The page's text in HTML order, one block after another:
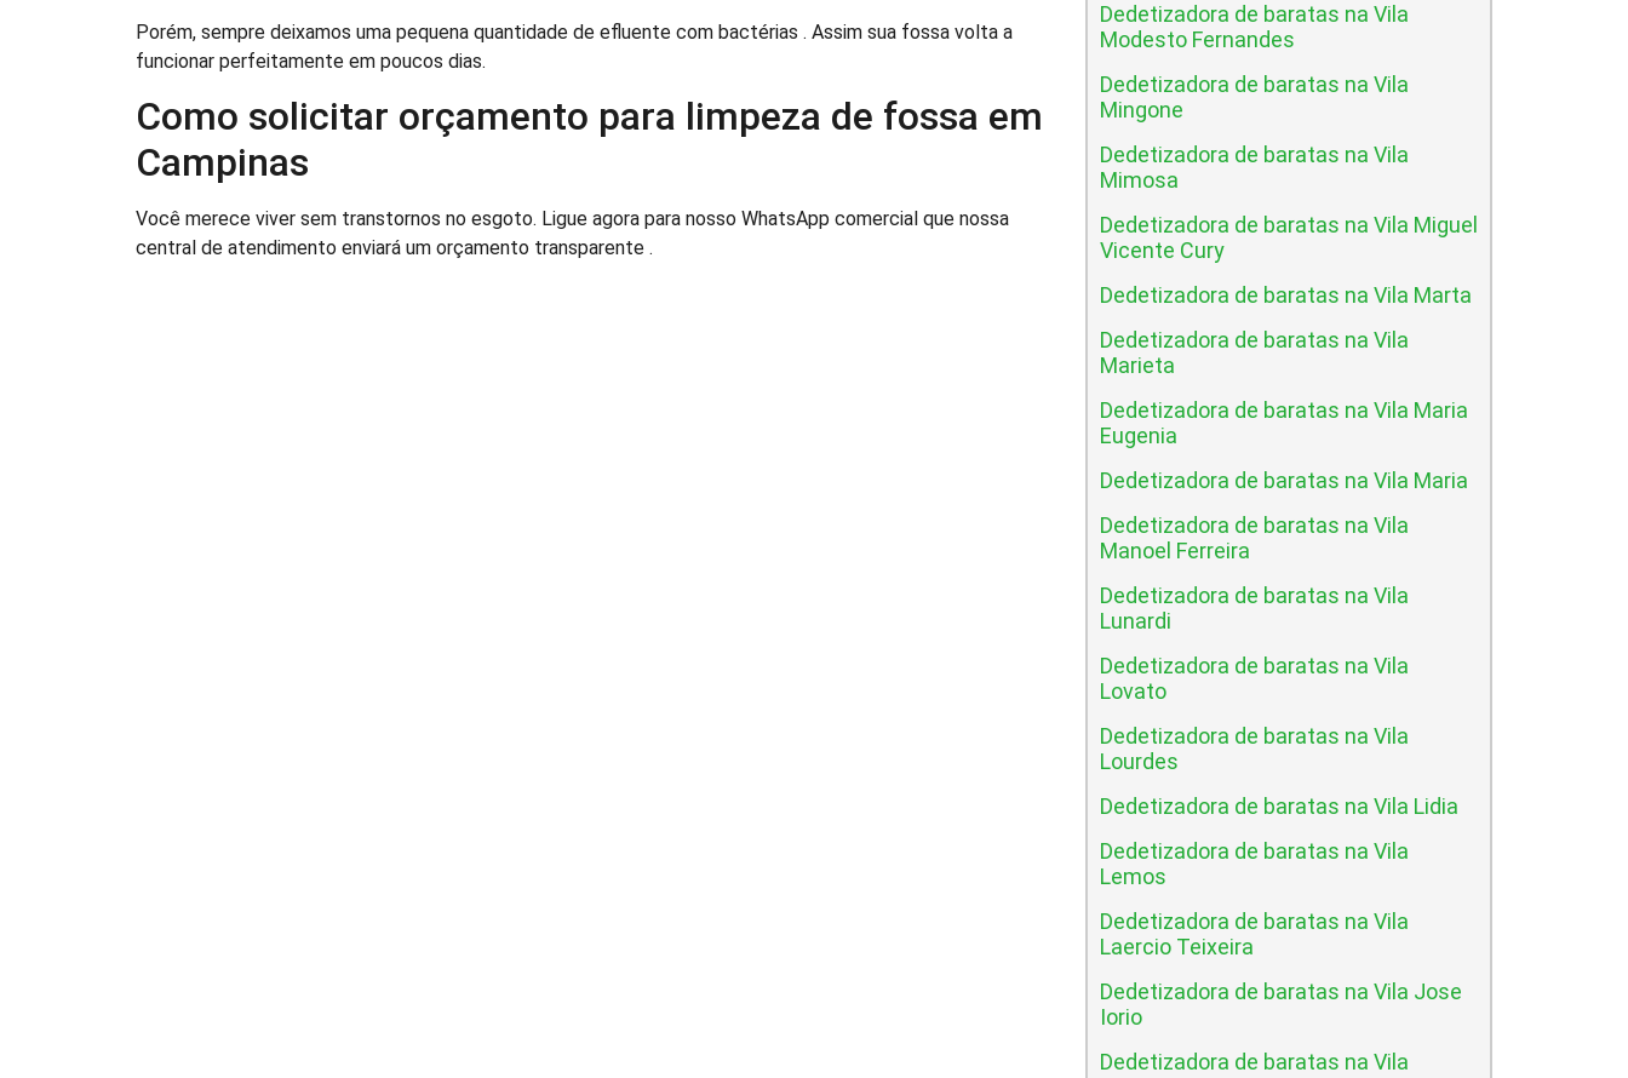
Porém, sempre deixamos uma pequena quantidade de efluente com bactérias . Assim sua fossa volta a
funcionar perfeitamente em poucos dias.
Como solicitar orçamento para limpeza de fossa em
Campinas
Você merece viver sem transtornos no esgoto. Ligue agora para nosso WhatsApp comercial que nossa
central de atendimento enviará um orçamento transparente .
Dedetizadora de baratas na Vila
Modesto Fernandes
Dedetizadora de baratas na Vila
Mingone
Dedetizadora de baratas na Vila
Mimosa
Dedetizadora de baratas na Vila Miguel
Vicente Cury
Dedetizadora de baratas na Vila Marta
Dedetizadora de baratas na Vila
Marieta
Dedetizadora de baratas na Vila Maria
Eugenia
Dedetizadora de baratas na Vila Maria
Dedetizadora de baratas na Vila
Manoel Ferreira
Dedetizadora de baratas na Vila
Lunardi
Dedetizadora de baratas na Vila
Lovato
Dedetizadora de baratas na Vila
Lourdes
Dedetizadora de baratas na Vila Lidia
Dedetizadora de baratas na Vila
Lemos
Dedetizadora de baratas na Vila
Laercio Teixeira
Dedetizadora de baratas na Vila Jose
Iorio
Dedetizadora de baratas na Vila